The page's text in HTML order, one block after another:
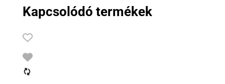
Kapcsolódó termékek